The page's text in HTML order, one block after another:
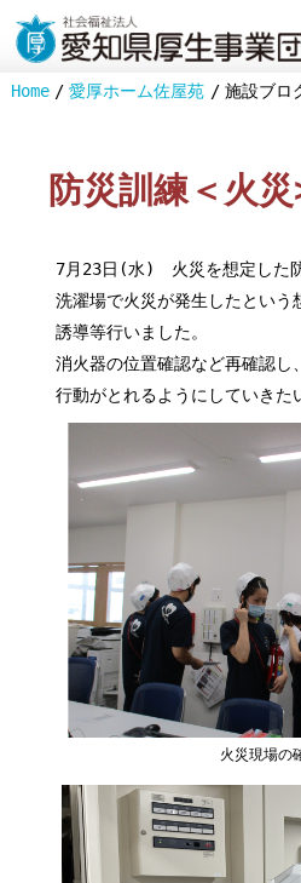
Home 愛厚ホーム佐屋苑 施設ブロ
防災訓練＜火
7月23日(水) 火災を想定した防
洗濯場で火災が発生したという
誘導等行いました。
消火器の位置確認など再確認し
行動がとれるようにしていきた
火災現場の